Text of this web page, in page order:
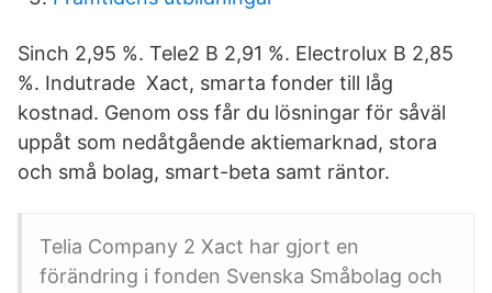
Sinch 2,95 %. Tele2 B 2,91 %. Electrolux B 2,85
%. Indutrade Xact, smarta fonder till låg
kostnad. Genom oss får du lösningar för såväl
uppåt som nedåtgående aktiemarknad, stora
och små bolag, smart-beta samt räntor.
Telia Company 2 Xact har gjort en
förändring i fonden Svenska Småbolag och